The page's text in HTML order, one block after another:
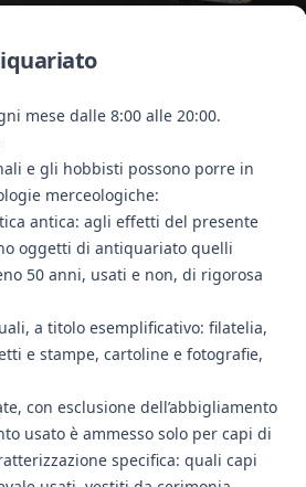
mese dalle 8:00 alle 20:00.
e gli hobbisti possono porre in
merceologiche:
antica: agli effetti del presente
oggetti di antiquariato quelli
50 anni, usati e non, di rigorosa
a titolo esemplificativo: filatelia,
e stampe, cartoline e fotografie,
con esclusione dell’abbigliamento
usato è ammesso solo per capi di
specifica: quali capi